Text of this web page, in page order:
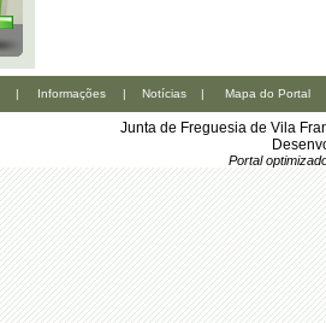
| Informações | Notícias | Mapa do Portal
Junta de Freguesia de Vila
Portal